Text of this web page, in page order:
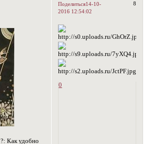
Поделиться 8
14-10-
2016 12:54:02
Как удобно
0